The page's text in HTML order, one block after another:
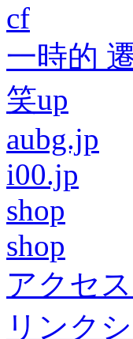
cf
一時的
笑up
aubg.jp
i00.jp
shop
shop
アクセ
リンク